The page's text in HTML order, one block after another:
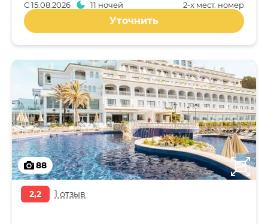
2-x мест. номер
С15.08.2026 11 ночей
Уточнить
88
2,2 1 отзыв